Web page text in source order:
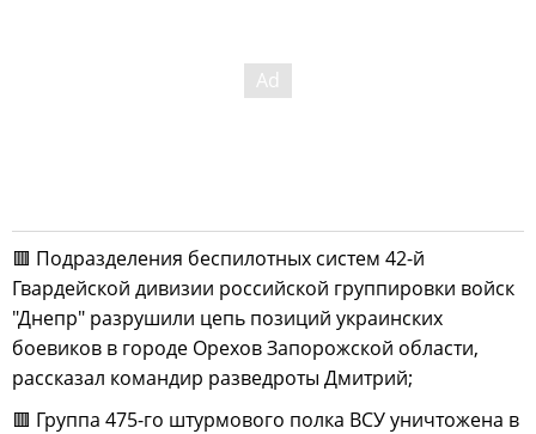
🟥 Подразделения беспилотных систем 42-й
Гвардейской дивизии российской группировки войск
"Днепр" разрушили цепь позиций украинских
боевиков в городе Орехов Запорожской области,
рассказал командир разведроты Дмитрий;
🟥 Группа 475-го штурмового полка ВСУ уничтожена в